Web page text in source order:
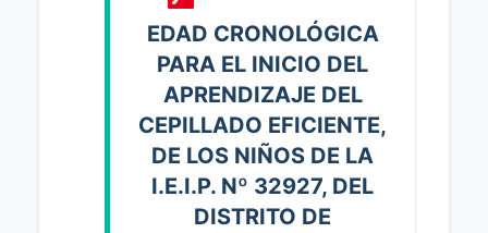
EDAD CRONOLÓGICA
PARA EL INICIO DEL
APRENDIZAJE DEL
CEPILLADO EFICIENTE,
DE LOS NIÑOS DE LA
I.E.I.P. Nº 32927, DEL
DISTRITO DE